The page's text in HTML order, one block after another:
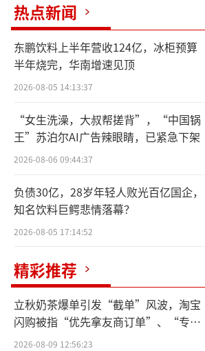
王”背后，不仅是品类地位的
趋势和生活方式的深刻变革。
场王座更迭，是中国烈酒消费
多元自主的时代注脚。
威士忌进口首超白兰地
主
中国食品土畜进出口商会
数据显示，2025年1-6月，威
和1714万升的进口量登顶进口
实现了自洋酒正式进入中国市
的首次超越；反观白兰地，受
积压双重挤压，进口额同比暴
缩水三成，曾经的“烈酒之王
刻。
热点新闻
东鹏饮料上半年营收124亿，冰柜预算
半年烧完，华南增速见顶
2026-08-05 14:13:37
“女生洗澡，大叔帮搓背”，“中国锅
王”苏泊尔AI广告辣眼睛，已紧急下架
2026-08-06 09:44:37
负债30亿，28岁年轻人败光百亿国企，
知名饮料巨鳄悲情落幕？
2026-08-05 17:14:52
精彩推荐
立秋奶茶爆单引发“截单”风波，淘宝
闪购被指“优先拿友商订单”、“专挑
贵的拿”
2026-08-09 12:56:23